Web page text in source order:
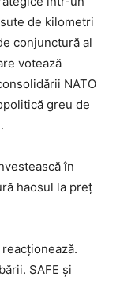
de kilometri
conjunctură al
votează
NATO
greu de
în
haosul la preț
SAFE și